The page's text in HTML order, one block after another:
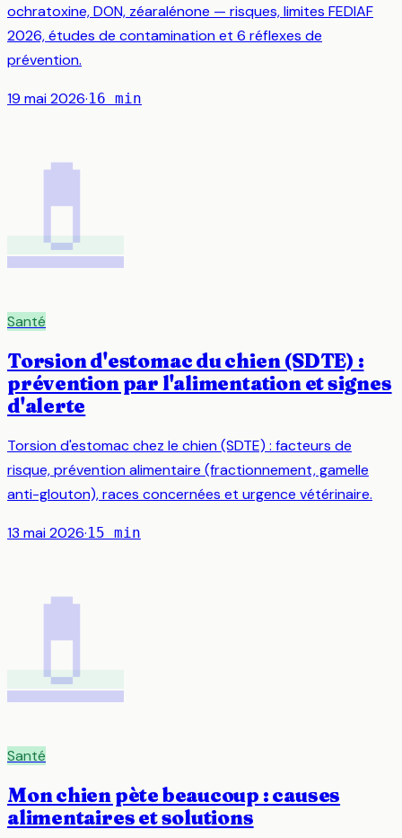
ochratoxine, DON, zéaralénone — risques, limites FEDIAF
2026, études de contamination et 6 réflexes de
prévention.
19 mai 2026·16 min
💊
Santé
Torsion d'estomac du chien (SDTE) :
prévention par l'alimentation et signes
d'alerte
Torsion d'estomac chez le chien (SDTE) : facteurs de
risque, prévention alimentaire (fractionnement, gamelle
anti-glouton), races concernées et urgence vétérinaire.
13 mai 2026·15 min
💊
Santé
Mon chien pète beaucoup : causes
alimentaires et solutions